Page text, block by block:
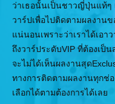
ว่าเธอนั้นเป็นชาวญี่ปุ่นแท้
วาร์ปเพื่อไปติดตามผลงาน
แน่นอนเพราะว่าเราได้เอ
ถึงวาร์ประดับVIP ที่ต้องเป็
จะไม่ได้เห็นผลงานสุด
ทางการติดตามผลงานทุกช่
เลือกได้ตามต้องการได้เลย